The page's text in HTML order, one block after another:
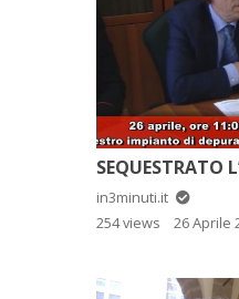
in3minuti.it
254 views
26 Aprile